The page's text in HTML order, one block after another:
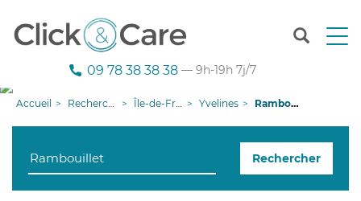
T
n
g
09 78 38 38 38 — 9h-19h 7j/7
Accueil Recherche aide à domicile Île-de-France Yvelines Rambouillet
Rechercher